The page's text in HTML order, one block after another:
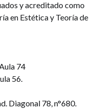
y acreditado como
en Estética y Teoría de
74
56.
Diagonal 78, n°680.